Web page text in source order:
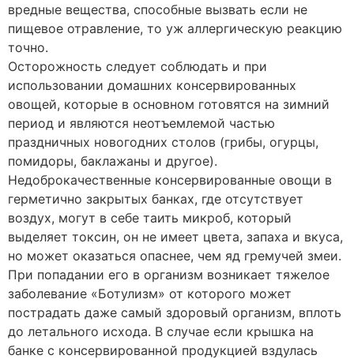
вредные вещества, способные вызвать если не
пищевое отравление, то уж аллергическую реакцию
точно.
Осторожность следует соблюдать и при
использовании домашних консервированных
овощей, которые в основном готовятся на зимний
период и являются неотъемлемой частью
праздничных новогодних столов (грибы, огурцы,
помидоры, баклажаны и другое).
Недоброкачественные консервированные овощи в
герметично закрытых банках, где отсутствует
воздух, могут в себе таить микроб, который
выделяет токсин, он не имеет цвета, запаха и вкуса,
но может оказаться опаснее, чем яд гремучей змеи.
При попадании его в организм возникает тяжелое
заболевание «Ботулизм» от которого может
пострадать даже самый здоровый организм, вплоть
до летального исхода. В случае если крышка на
банке с консервированной продукцией вздулась